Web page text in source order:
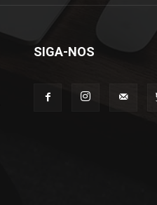
SIGA-NOS